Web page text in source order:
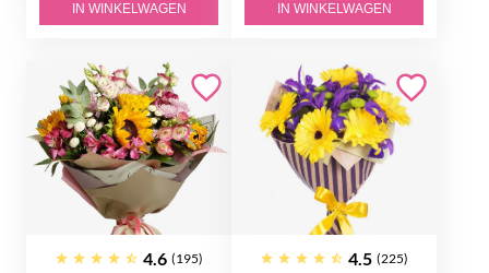
IN WINKELWAGEN IN WINKELWAGEN
4.6 (195) 4.5 (225)